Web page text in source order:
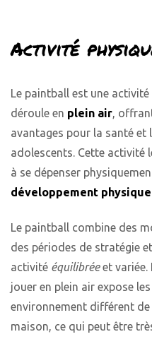
Activité
Le paintball est une
déroule en plein air,
avantages pour la santé et
adolescents. Cette activité
à se dépenser
développement physique
Le paintball combine des
des périodes de stratégie
activité équilibréeet variée.
jouer en plein air expose
environnement différent
maison, ce qui peut être